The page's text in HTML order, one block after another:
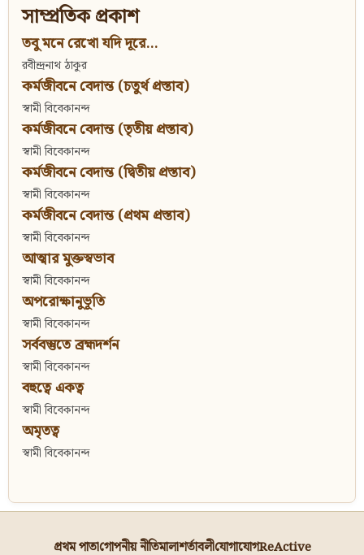
সাম্প্রতিক প্রকাশ
তবু মনে রেখো যদি দূরে...
রবীন্দ্রনাথ ঠাকুর
কর্মজীবনে বেদান্ত (চতুর্থ প্রস্তাব)
স্বামী বিবেকানন্দ
কর্মজীবনে বেদান্ত (তৃতীয় প্রস্তাব)
স্বামী বিবেকানন্দ
কর্মজীবনে বেদান্ত (দ্বিতীয় প্রস্তাব)
স্বামী বিবেকানন্দ
কর্মজীবনে বেদান্ত (প্রথম প্রস্তাব)
স্বামী বিবেকানন্দ
আত্মার মুক্তস্বভাব
স্বামী বিবেকানন্দ
অপরোক্ষানুভূতি
স্বামী বিবেকানন্দ
সর্ববস্তুতে ব্রহ্মদর্শন
স্বামী বিবেকানন্দ
বহুত্বে একত্ব
স্বামী বিবেকানন্দ
অমৃতত্ব
স্বামী বিবেকানন্দ
প্রথম পাতাগোপনীয় নীতিমালাশর্তাবলীযোগাযোগReActive